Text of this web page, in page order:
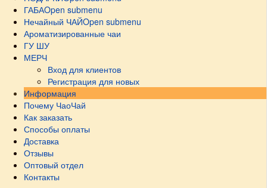
ГАБАOpen submenu
Нечайный ЧАЙOpen submenu
Ароматизированные чаи
ГУ ШУ
МЕРЧ
Вход для клиентов
Регистрация для новых
Информация
Почему ЧаоЧай
Как заказать
Способы оплаты
Доставка
Отзывы
Оптовый отдел
Контакты